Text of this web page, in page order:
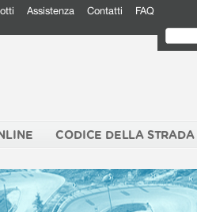
Assistenza Contatti FAQ
CODICE DELLA STRADA